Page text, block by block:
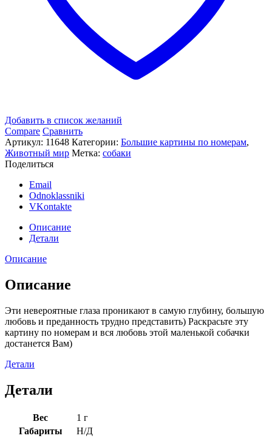
Добавить в список желаний
Compare Сравнить
Артикул: 11648 Категории: Большие картины по номерам,
Животный мир Метка: собаки
Поделиться
Email
Odnoklassniki
VKontakte
Описание
Детали
Описание
Описание
Эти невероятные глаза проникают в самую глубину, большую
любовь и преданность трудно представить) Раскрасьте эту
картину по номерам и вся любовь этой маленькой собачки
достанется Вам)
Детали
Детали
Вес
1 г
Габариты
Н/Д